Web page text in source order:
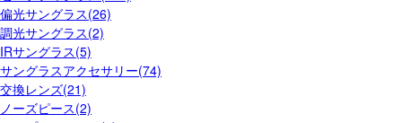
偏光サングラス(26)
調光サングラス(2)
IRサングラス(5)
サングラスアクセサリー(74)
交換レンズ(21)
ノーズピース(2)